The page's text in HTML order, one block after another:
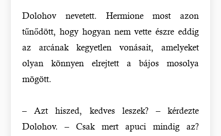
Dolohov nevetett. Hermione most azon
tűnődött, hogy hogyan nem vette észre eddig
az arcának kegyetlen vonásait, amelyeket
olyan könnyen elrejtett a bájos mosolya
mögött.
– Azt hiszed, kedves leszek? – kérdezte
Dolohov. – Csak mert apuci mindig az?